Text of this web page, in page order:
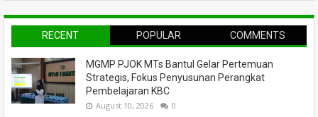
RECENT POPULAR COMMENTS
MGMP PJOK MTs Bantul Gelar Pertemuan
Strategis, Fokus Penyusunan Perangkat
Pembelajaran KBC
August 10, 2026 0